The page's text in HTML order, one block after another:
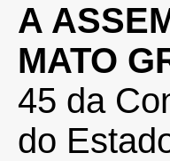
A
MATO
45 da
do